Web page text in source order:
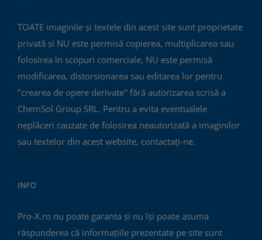
TOATE imaginile și textele din acest site sunt proprietate
privată și NU este permisă copierea, multiplicarea sau
folosirea în scopuri comerciale, NU este permisă
modificarea, distorsionarea sau editarea lor pentru
"crearea de opere derivate" fără autorizarea scrisă a
ChemSol Group SRL. Pentru a evita eventualele
neplăceri cauzate de folosirea neautorizată a imaginilor
sau textelor din acest website, contactați-ne.
INFO
Pro-X.ro nu poate garanta și nu își poate asuma
răspunderea că informațiile prezentate pe site sunt